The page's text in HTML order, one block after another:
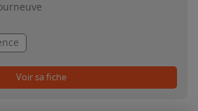
Voir sa fiche